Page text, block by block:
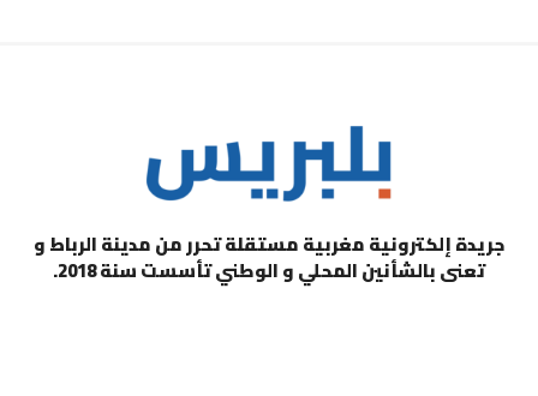
جريدة إلكترونية مغربية مستقلة تحرر من مدينة الرباط و
تعنى بالشأنين المحلي و الوطني تأسست سنة 2018.